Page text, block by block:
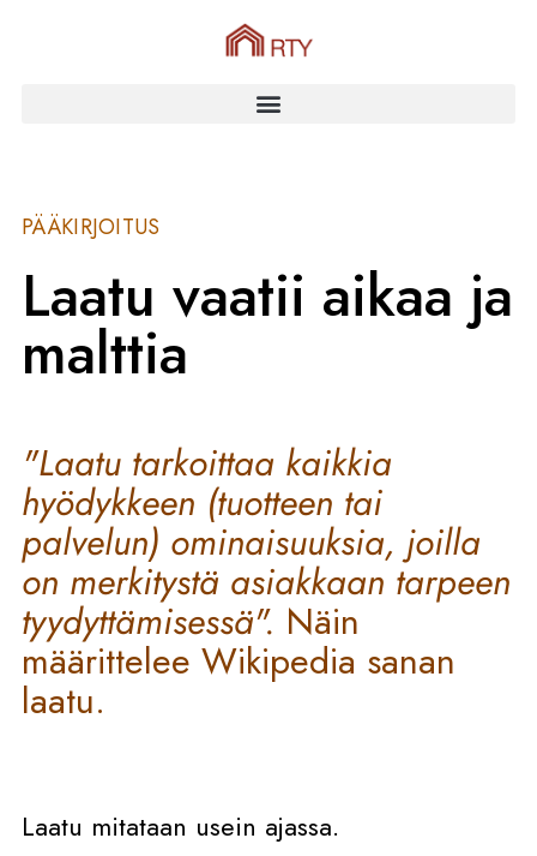
PÄÄKIRJOITUS
Laatu vaatii aikaa ja
malttia
"Laatu tarkoittaa kaikkia
hyödykkeen (tuotteen tai
palvelun) ominaisuuksia, joilla
on merkitystä asiakkaan tarpeen
tyydyttämisessä". Näin
määrittelee Wikipedia sanan
laatu.
Laatu mitataan usein ajassa.